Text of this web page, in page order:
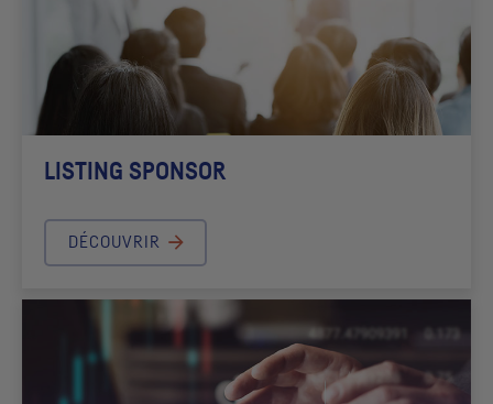
LISTING SPONSOR
DÉCOUVRIR